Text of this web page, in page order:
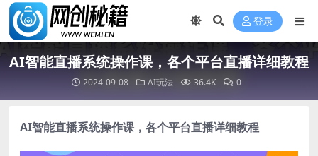
登录
AI智能直播系统操作课，各个平台直播详细教程
2024-09-08 AI玩法 36.4K 0
AI智能直播系统操作课 ，各个平台直播详细教程